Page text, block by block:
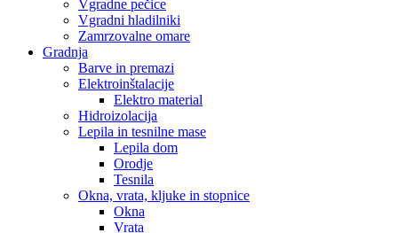
Vgradne pečice
Vgradni hladilniki
Zamrzovalne omare
Gradnja
Barve in premazi
Elektroinštalacije
Elektro material
Hidroizolacija
Lepila in tesnilne mase
Lepila dom
Orodje
Tesnila
Okna, vrata, kljuke in stopnice
Okna
Vrata